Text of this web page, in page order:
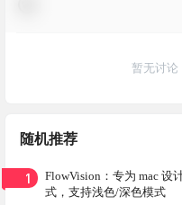
暂无讨论
随机推荐
1
FlowVision：专为 mac 设
式，支持浅色/深色模式